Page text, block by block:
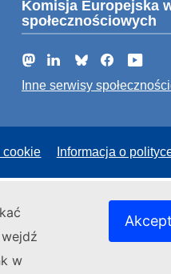
w
Komisja Europejska
społecznościowych
MastodonLinkedInBlueskyFacebook
Inne serwisy
cookie Informacja o